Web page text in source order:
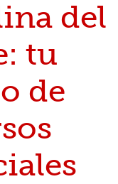
del
tu
de